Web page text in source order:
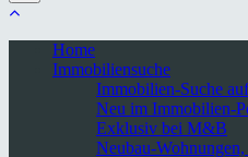
Home
Immobiliensuche
Immobilien-Suche
Neu im Immobilien-
Exklusiv bei M&B
Neubau-